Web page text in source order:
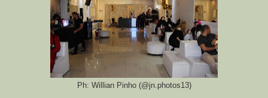
Ph: Willian Pinho (@jn.photos13)